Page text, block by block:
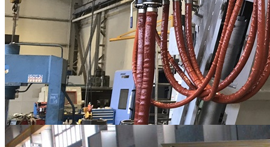
ASSEMBLAGGI MECCANICI